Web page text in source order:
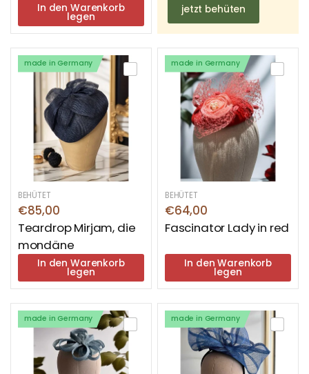
In den Warenkorb
legen
jetzt behüten
made in Germany
BEHÜTET
€85,00
Teardrop Mirjam, die
mondäne
In den Warenkorb
legen
made in Germany
BEHÜTET
€64,00
Fascinator Lady in red
In den Warenkorb
legen
made in Germany made in Germany